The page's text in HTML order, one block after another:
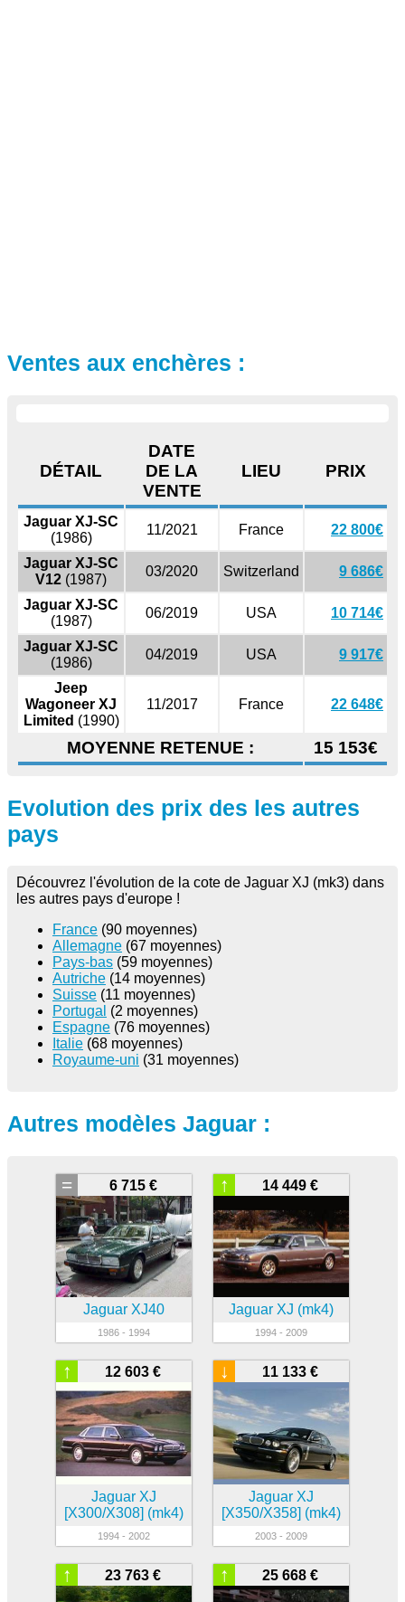
Ventes aux enchères :
DÉTAIL
DATE
DE LA
VENTE
LIEU PRIX
Jaguar XJ-SC
(1986)
11/2021 France 22 800€
Jaguar XJ-SC
V12 (1987)
03/2020 Switzerland 9 686€
Jaguar XJ-SC
(1987)
06/2019 USA 10 714€
Jaguar XJ-SC
(1986)
04/2019 USA 9 917€
Jeep
Wagoneer XJ
Limited (1990)
11/2017 France 22 648€
MOYENNE RETENUE : 15 153€
Evolution des prix des les autres
pays
Découvrez l'évolution de la cote de Jaguar XJ (mk3) dans
les autres pays d'europe !
France (90 moyennes)
Allemagne (67 moyennes)
Pays-bas (59 moyennes)
Autriche (14 moyennes)
Suisse (11 moyennes)
Portugal (2 moyennes)
Espagne (76 moyennes)
Italie (68 moyennes)
Royaume-uni (31 moyennes)
Autres modèles Jaguar :
6 715 €
=
Jaguar XJ40
1986 - 1994
14 449 €
↑
Jaguar XJ (mk4)
1994 - 2009
12 603 €
↑
Jaguar XJ
[X300/X308] (mk4)
1994 - 2002
11 133 €
↓
Jaguar XJ
[X350/X358] (mk4)
2003 - 2009
23 763 €
↑ 25 668 €
↑